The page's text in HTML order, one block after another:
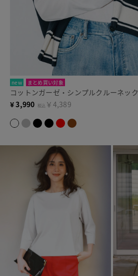
new まとめ買い対象
コットンガーゼ・シンプルクルーネック
¥3,990 税込 ￥4,389